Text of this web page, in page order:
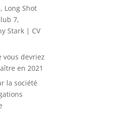
Long Shot
7,
Stark | CV
vous devriez
en 2021
la société